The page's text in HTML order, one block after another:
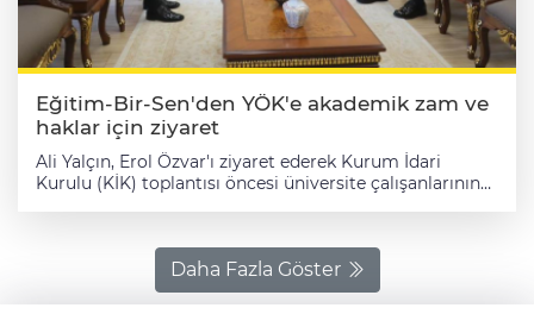
Eğitim-Bir-Sen'den YÖK'e akademik zam ve
haklar için ziyaret
Ali Yalçın, Erol Özvar'ı ziyaret ederek Kurum İdari
Kurulu (KİK) toplantısı öncesi üniversite çalışanlarının
ziyarette, öğretim elemanlarının mali haklarına artış
sağlanması taleplerini her fırsatta dile getirdiklerini,
üniversite ödeneği ve yükseköğretim tazminatı
oranlarının artırılması ile ek ders ücreti gösterge
Daha Fazla Göster